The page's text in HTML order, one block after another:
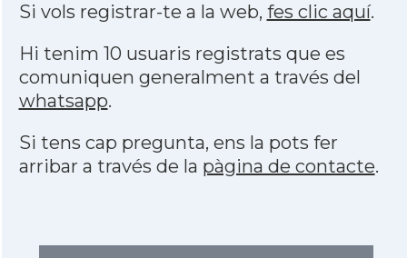
Si vols registrar-te a la web, fes clic aquí.
Hi tenim 10 usuaris registrats que es
comuniquen generalment a través del
whatsapp.
Si tens cap pregunta, ens la pots fer
arribar a través de la pàgina de contacte.